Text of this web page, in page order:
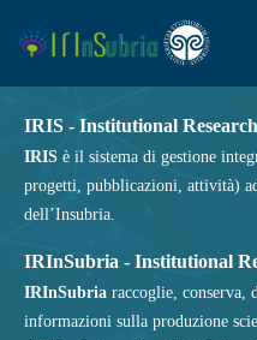
IRIS - Institutional
IRIS è il sistema di gestione
progetti, pubblicazioni, attività)
dell’Insubria.
IRInSubria - Institutional
IRInSubria raccoglie, conserva,
informazioni sulla produzione